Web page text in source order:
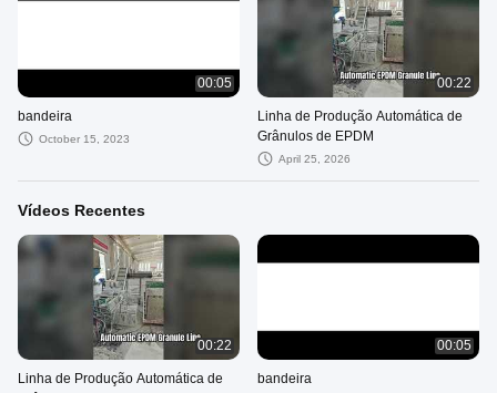
00:05
bandeira
October 15, 2023
00:22
Linha de Produção Automática de
Grânulos de EPDM
April 25, 2026
Vídeos Recentes
00:22
Linha de Produção Automática de
00:05
bandeira